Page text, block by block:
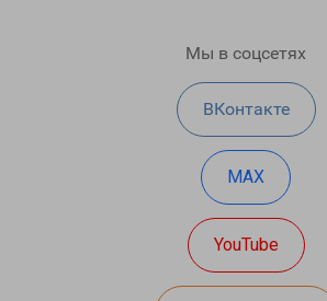
Мы в соцсетях
ВКонтакте
MAX
YouTube